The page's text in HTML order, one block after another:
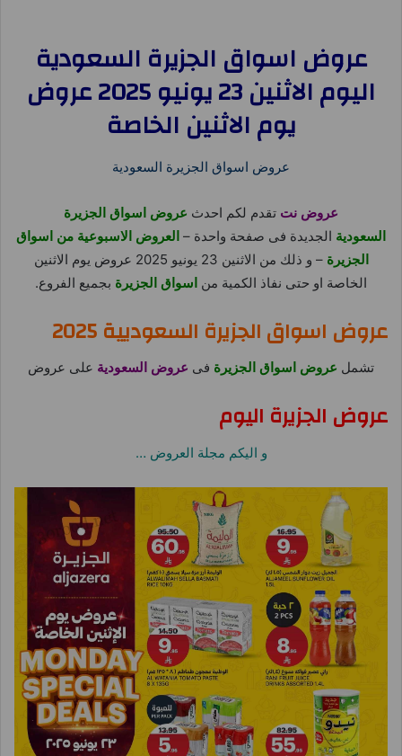
عروض اسواق الجزيرة السعودية
اليوم الاثنين 23 يونيو 2025 عروض
يوم الاثنين الخاصة
عروض اسواق الجزيرة السعودية
عروض نت تقدم لكم احدث عروض اسواق الجزيرة
السعودية الجديدة فى صفحة واحدة – العروض الاسبوعية من اسواق
الجزيرة
– و ذلك من الاثنين 23 يونيو 2025 عروض يوم الاثنين
الخاصة او حتى نفاذ الكمية من اسواق الجزيرة بجميع الفروع.
عروض اسواق الجزيرة السعوديية 2025
تشمل عروض اسواق الجزيرة فى عروض السعودية على عروض
عروض الجزيرة اليوم
و اليكم مجلة العروض …